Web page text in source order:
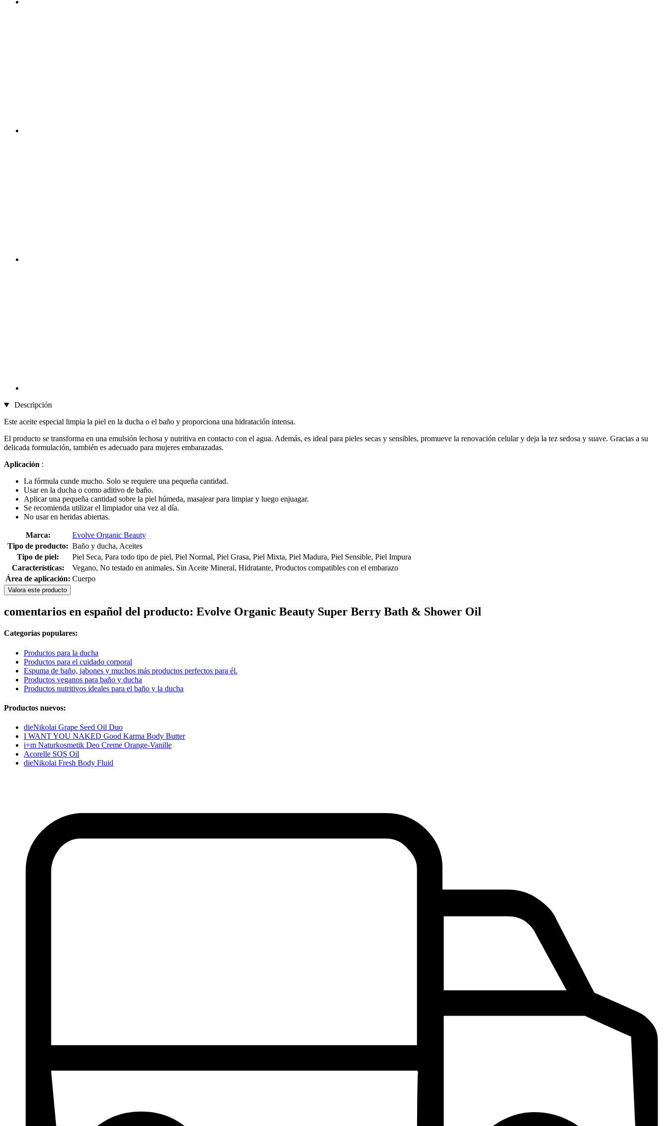
Descripción
Este aceite especial limpia la piel en la ducha o el baño y proporciona una hidratación intensa.
El producto se transforma en una emulsión lechosa y nutritiva en contacto con el agua. Además, es ideal para pieles secas y sensibles, promueve la renovación celular y deja la tez sedosa y suave. Gracias a su
delicada formulación, también es adecuado para mujeres embarazadas.
Aplicación :
La fórmula cunde mucho. Solo se requiere una pequeña cantidad.
Usar en la ducha o como aditivo de baño.
Aplicar una pequeña cantidad sobre la piel húmeda, masajear para limpiar y luego enjuagar.
Se recomienda utilizar el limpiador una vez al día.
No usar en heridas abiertas.
Marca:
Evolve Organic Beauty
Tipo de producto: Baño y ducha, Aceites
Tipo de piel:
Piel Seca, Para todo tipo de piel, Piel Normal, Piel Grasa, Piel Mixta, Piel Madura, Piel Sensible, Piel Impura
Características:
Vegano, No testado en animales, Sin Aceite Mineral, Hidratante, Productos compatibles con el embarazo
Área de aplicación: Cuerpo
Valora este producto
comentarios en español del producto: Evolve Organic Beauty Super Berry Bath & Shower Oil
Categorías populares:
Productos para la ducha
Productos para el cuidado corporal
Espuma de baño, jabones y muchos más productos perfectos para él.
Productos veganos para baño y ducha
Productos nutritivos ideales para el baño y la ducha
Productos nuevos:
dieNikolai Grape Seed Oil Duo
I WANT YOU NAKED Good Karma Body Butter
i+m Naturkosmetik Deo Creme Orange-Vanille
Acorelle SOS Oil
dieNikolai Fresh Body Fluid